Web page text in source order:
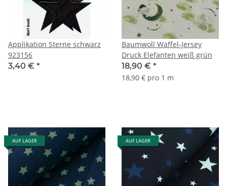
Applikation Sterne schwarz
923156
3,40 € *
Baumwoll Waffel-Jersey
Druck Elefanten weiß grün
18,90 € *
18,90 € pro 1 m
AUF LAGER AUF LAGER